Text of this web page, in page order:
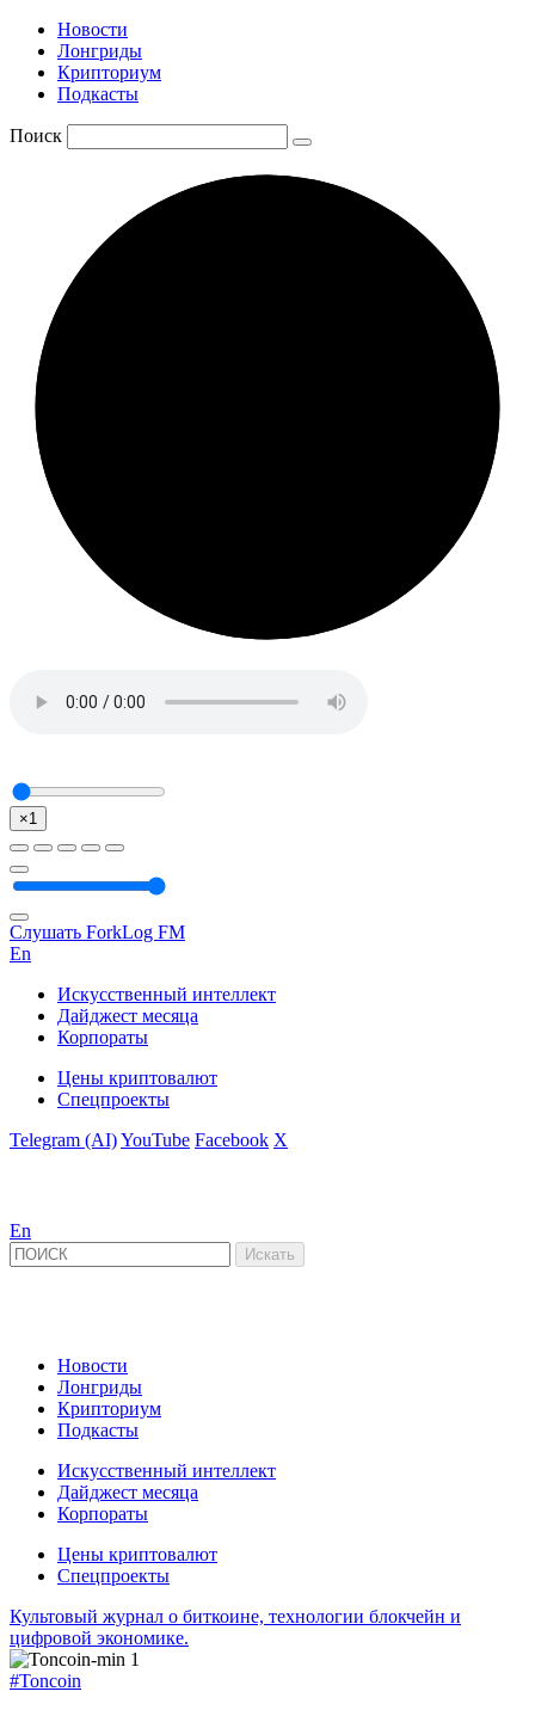
Новости
Лонгриды
Крипториум
Подкасты
Поиск
×1
Слушать ForkLog FM
En
Искусственный интеллект
Дайджест месяца
Корпораты
Цены криптовалют
Спецпроекты
Telegram (AI)YouTube Facebook X
En
Новости
Лонгриды
Крипториум
Подкасты
Искусственный интеллект
Дайджест месяца
Корпораты
Цены криптовалют
Спецпроекты
Культовый журнал о биткоине, технологии блокчейн и
цифровой экономике.
#Toncoin